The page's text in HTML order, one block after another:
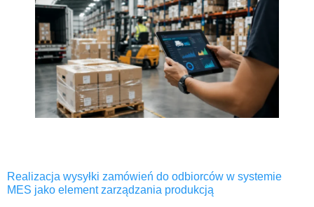
Realizacja wysyłki zamówień do odbiorców w systemie
MES jako element zarządzania produkcją